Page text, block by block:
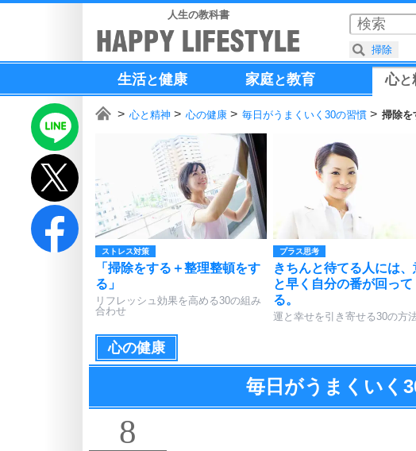
人生の教科書
生活と健康 家庭と教育 心と
心と精神 心の健康 毎日がうまくいく30の習慣 掃除を
ストレス対策
「掃除をする＋整理整頓をす
る」
リフレッシュ効果を高める30の組み
合わせ
プラス思考
きちんと待てる人には、
と早く自分の番が回って
る。
運と幸せを引き寄せる30の方
心の健康
毎日がうまくいく
8
掃除